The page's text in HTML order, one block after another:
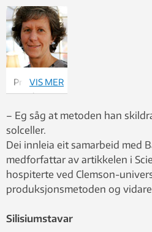
Professor
Ursula
Gibson.
VIS MER
– Eg såg at metoden han
solceller.
Dei innleia eit samarbeid med
medforfattar av artikkelen i
hospiterte ved Clemson-
produksjonsmetoden og
Silisiumstavar